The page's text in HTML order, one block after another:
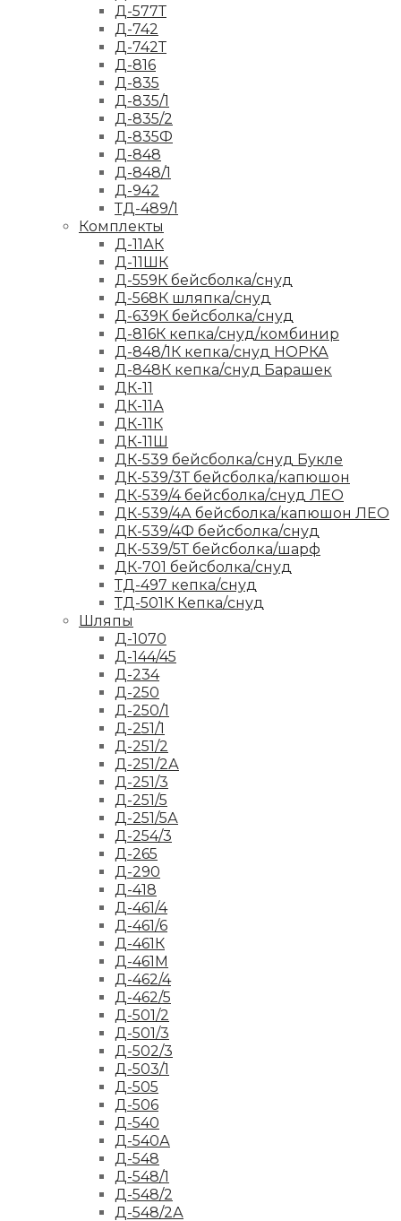
Д-577Т
Д-742
Д-742Т
Д-816
Д-835
Д-835/1
Д-835/2
Д-835Ф
Д-848
Д-848/1
Д-942
ТД-489/1
Комплекты
Д-11АК
Д-11ШК
Д-559К бейсболка/снуд
Д-568К шляпка/снуд
Д-639К бейсболка/снуд
Д-816К кепка/снуд/комбинир
Д-848/1К кепка/снуд НОРКА
Д-848К кепка/снуд Барашек
ДК-11
ДК-11А
ДК-11К
ДК-11Ш
ДК-539 бейсболка/снуд Букле
ДК-539/3Т бейсболка/капюшон
ДК-539/4 бейсболка/снуд ЛЕО
ДК-539/4А бейсболка/капюшон ЛЕО
ДК-539/4Ф бейсболка/снуд
ДК-539/5Т бейсболка/шарф
ДК-701 бейсболка/снуд
ТД-497 кепка/снуд
ТД-501К Кепка/снуд
Шляпы
Д-1070
Д-144/45
Д-234
Д-250
Д-250/1
Д-251/1
Д-251/2
Д-251/2А
Д-251/3
Д-251/5
Д-251/5А
Д-254/3
Д-265
Д-290
Д-418
Д-461/4
Д-461/6
Д-461К
Д-461М
Д-462/4
Д-462/5
Д-501/2
Д-501/3
Д-502/3
Д-503/1
Д-505
Д-506
Д-540
Д-540А
Д-548
Д-548/1
Д-548/2
Д-548/2А